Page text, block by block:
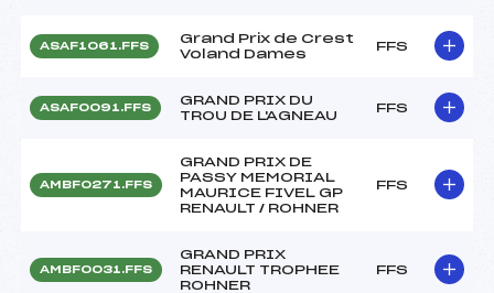
ASAF1061.FFS
Grand Prix de Crest
Voland Dames
FFS
ASAF0091.FFS
GRAND PRIX DU
TROU DE L'AGNEAU
FFS
AMBF0271.FFS
GRAND PRIX DE
PASSY MEMORIAL
MAURICE FIVEL GP
RENAULT / ROHNER
FFS
AMBF0031.FFS
GRAND PRIX
RENAULT TROPHEE
ROHNER
FFS